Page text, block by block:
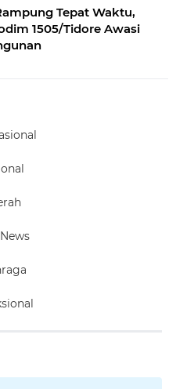
Tepat Waktu,
1505/Tidore Awasi